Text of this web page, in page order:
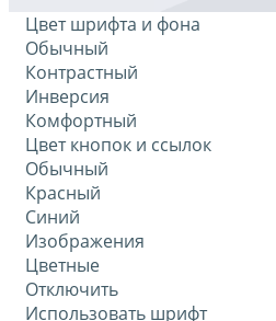
Цвет шрифта и фона
Обычный
Контрастный
Инверсия
Комфортный
Цвет кнопок и ссылок
Обычный
Красный
Синий
Изображения
Цветные
Отключить
Использовать шрифт